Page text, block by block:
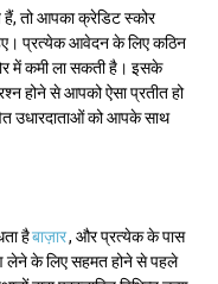
तो आपका क्रेडिट स्कोर
प्रत्येक आवेदन के लिए कठिन
में कमी ला सकती है। इसके
होने से आपको ऐसा प्रतीत हो
उधारदाताओं को आपके साथ
हैबाज़ार, और प्रत्येक के पास
लेने के लिए सहमत होने से पहले